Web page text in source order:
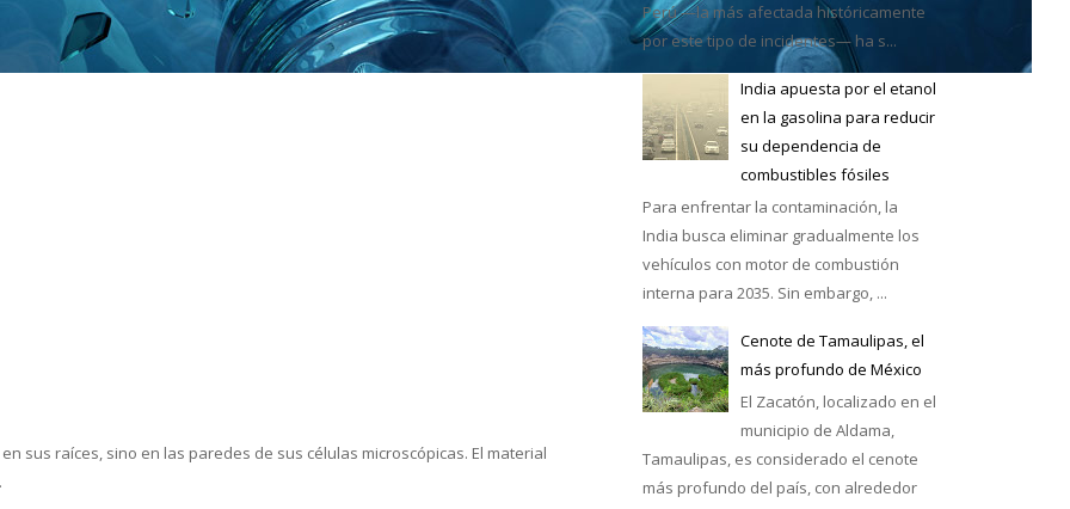
sus raíces, sino en las paredes de sus células microscópicas. El material
Perú —la más afectada históricamente
por este tipo de incidentes— ha s...
India apuesta por el etanol
en la gasolina para reducir
su dependencia de
combustibles fósiles
Para enfrentar la contaminación, la
India busca eliminar gradualmente los
vehículos con motor de combustión
interna para 2035. Sin embargo, ...
Cenote de Tamaulipas, el
más profundo de México
El Zacatón, localizado en el
municipio de Aldama,
Tamaulipas, es considerado el cenote
más profundo del país, con alrededor